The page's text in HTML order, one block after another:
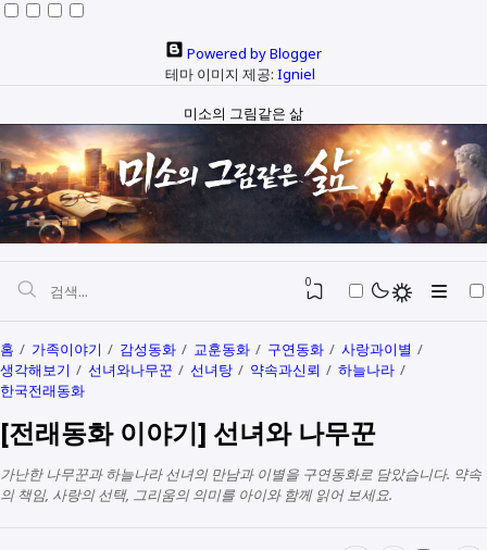
Powered by Blogger
테마 이미지 제공:Igniel
미소의 그림같은 삶
자본과 예산
정치와행정
다문화
SEO
생활정보
생각해보기
전래동화
STUDY
0
홈 가족이야기 감성동화 교훈동화 구연동화
사랑과이별
생각해보기
선녀와나무꾼 선녀탕 약속과신뢰
하늘나라
한국전래동화
[전래동화 이야기] 선녀와 나무꾼
가난한 나무꾼과 하늘나라 선녀의 만남과 이별을 구연동화로 담았습니다. 약속
의 책임, 사랑의 선택, 그리움의 의미를 아이와 함께 읽어 보세요.